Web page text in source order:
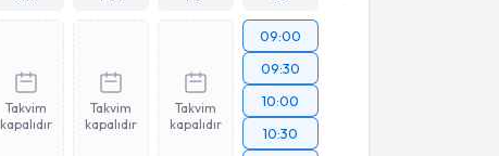
Takvim
kapalıdır
Takvim
kapalıdır
Takvim
kapalıdır
09:00
09:30
10:00
10:30